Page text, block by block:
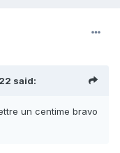
said:
un centime bravo